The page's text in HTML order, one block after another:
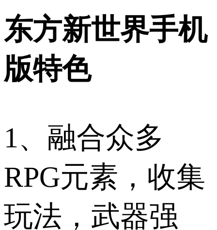
东方新世界手机
版特色
1、融合众多
RPG元素，收集
玩法，武器强